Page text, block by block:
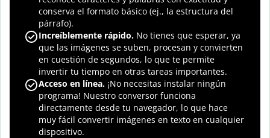
conserva el formato básico (ej., la estructura del
párrafo).
Increíblemente rápido. No tienes que esperar, ya
que las imágenes se suben, procesan y convierten
en cuestión de segundos, lo que te permite
invertir tu tiempo en otras tareas importantes.
Acceso en línea. ¡No necesitas instalar ningún
programa! Nuestro conversor funciona
directamente desde tu navegador, lo que hace
muy fácil convertir imágenes en texto en cualquier
dispositivo.